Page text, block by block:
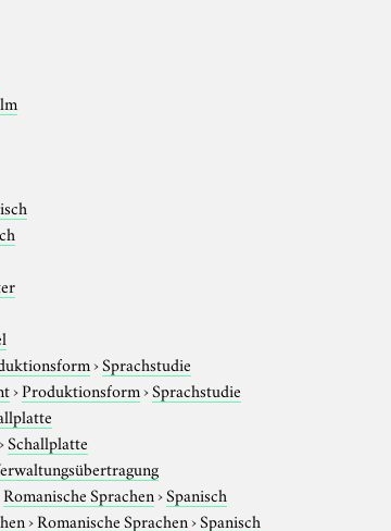
›Sprachstudie
›Produktionsform›Sprachstudie
›Schallplatte
Romanische Sprachen›Spanisch
›Romanische Sprachen›Spanisch